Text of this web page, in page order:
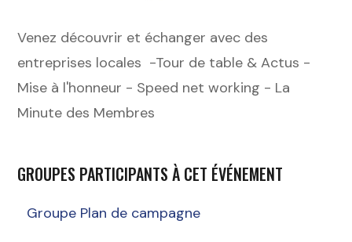
Venez découvrir et échanger avec des
entreprises locales -Tour de table & Actus -
Mise à l'honneur - Speed net working - La
Minute des Membres
GROUPES PARTICIPANTS À CET ÉVÉNEMENT
Groupe Plan de campagne